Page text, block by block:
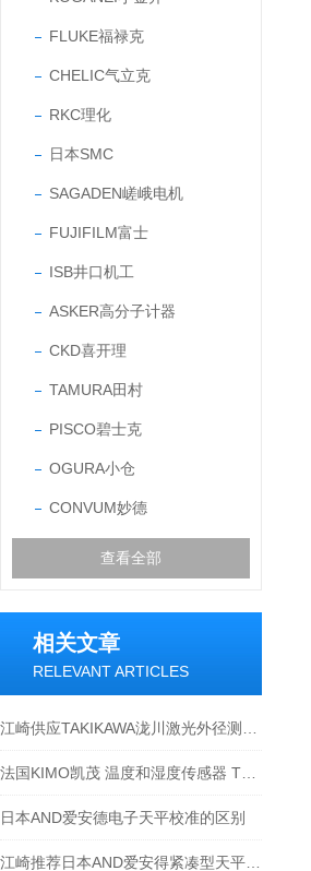
FLUKE福禄克
CHELIC气立克
RKC理化
日本SMC
SAGADEN嵯峨电机
FUJIFILM富士
ISB井口机工
ASKER高分子计器
CKD喜开理
TAMURA田村
PISCO碧士克
OGURA小仓
CONVUM妙德
查看全部
相关文章
RELEVANT ARTICLES
日本AND爱安德电子天平校准的区别